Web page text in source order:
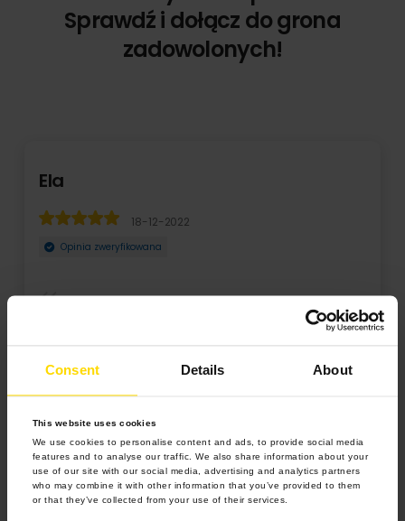
Consent Details About
This website uses cookies
We use cookies to personalise content and ads, to provide social media
features and to analyse our traffic. We also share information about your
use of our site with our social media, advertising and analytics partners
who may combine it with other information that you’ve provided to them
or that they’ve collected from your use of their services.
Sprawdź i dołącz do grona
zadowolonych!
Ela
18-12-2022
Opinia zweryfikowana
Rozwiń
4.9 z 5.0